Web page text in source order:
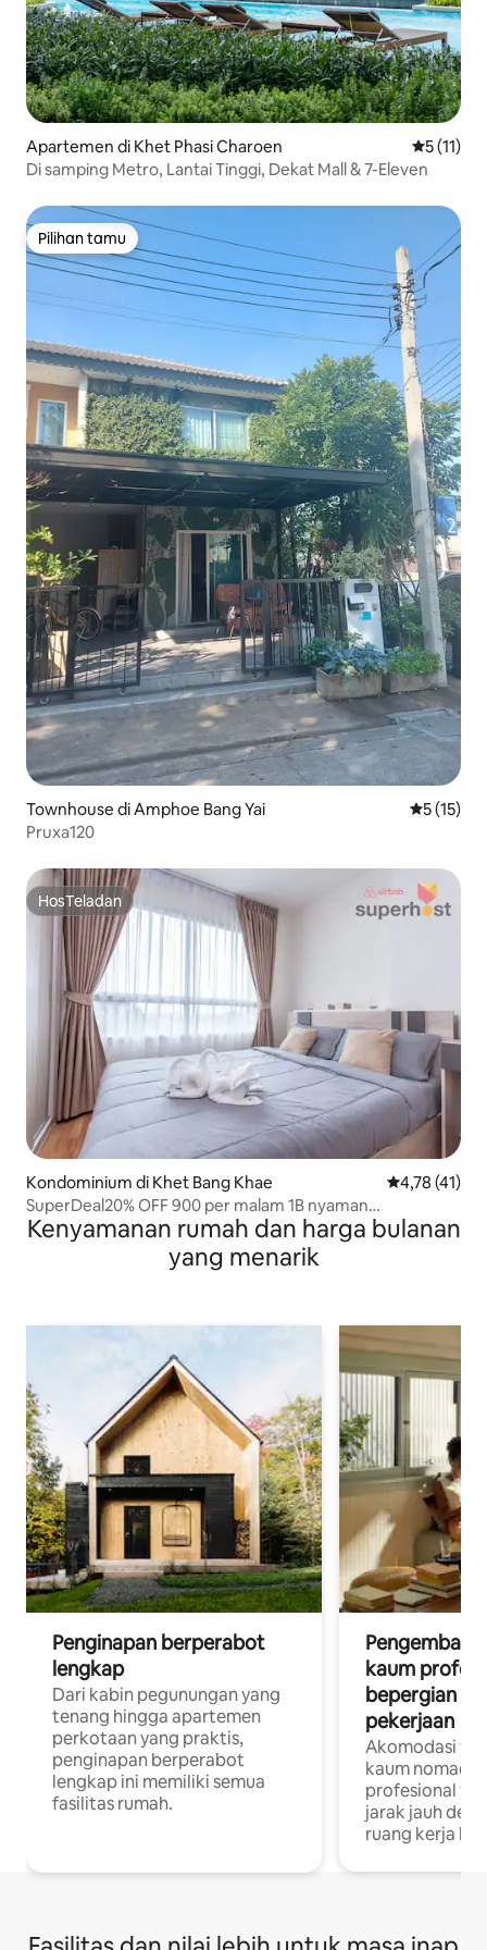
Apartemen di Khet Phasi Charoen Nilai rata-
5 (11)
Di samping Metro, Lantai Tinggi, Dekat Mall & 7-Eleven
Pilihan tamu
Pilihan tamu
Townhouse di Amphoe Bang Yai Nilai rata-
5 (15)
Pruxa120
HosTeladan
HosTeladan
Kondominium di Khet Bang Khae Nilai rata-
4,78 (41)
SuperDeal20% OFF 900 per malam 1B nyaman
@Phetkasemt
Kenyamanan rumah dan harga bulanan
yang menarik
Penginapan berperabot
lengkap
Dari kabin pegunungan yang
tenang hingga apartemen
perkotaan yang praktis,
penginapan berperabot
lengkap ini memiliki semua
fasilitas rumah.
Pengembara
kaum
bepergian
pekerjaan
Akomodasi
kaum
profesional
jarak jauh
ruang kerja